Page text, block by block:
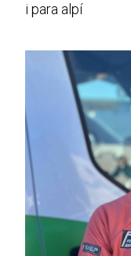
i para alpí